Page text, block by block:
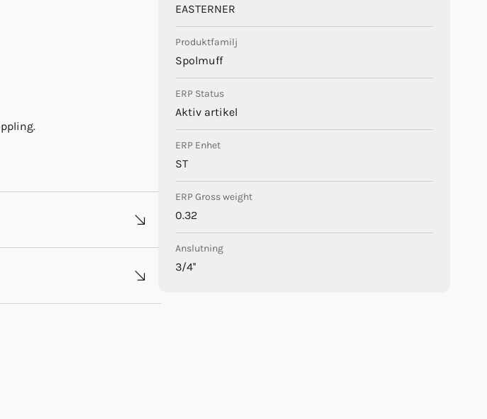
EASTERNER
Produktfamilj
Spolmuff
ERP Status
Aktiv artikel
ERP Enhet
ST
ERP Gross weight
0.32
Anslutning
3/4''